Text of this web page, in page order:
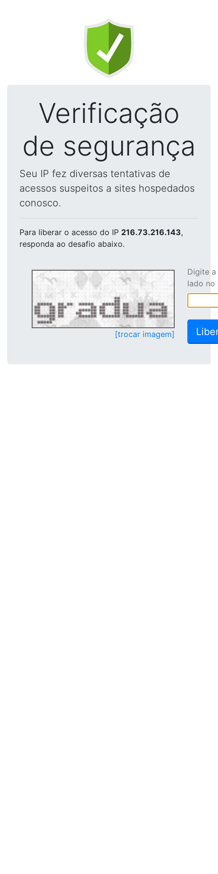
Verificação
de segurança
Seu IP fez diversas tentativas de
acessos suspeitos a sites hospedados
conosco.
Para liberar o acesso do IP 216.73.216.143,
responda ao desafio abaixo.
[trocar imagem]
Digite
lado no